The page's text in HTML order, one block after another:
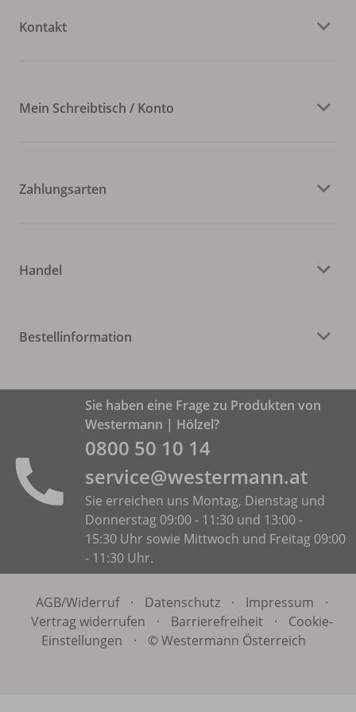
Kontakt
Mein Schreibtisch / Konto
Zahlungsarten
Handel
Bestellinformation
Sie haben eine Frage zu Produkten von
Westermann | Hölzel?
0800 50 10 14
service@westermann.at
Sie erreichen uns Montag, Dienstag und
Donnerstag 09:00 - 11:30 und 13:00 -
15:30 Uhr sowie Mittwoch und Freitag 09:00
- 11:30 Uhr.
AGB/Widerruf · Datenschutz · Impressum
·
Vertrag widerrufen
· Barrierefreiheit ·
Cookie-
Einstellungen
· © Westermann Österreich